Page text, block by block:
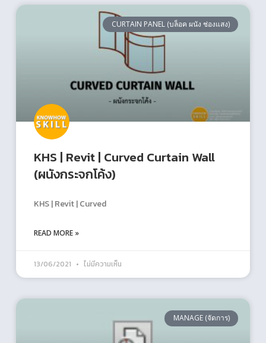
CURTAIN PANEL (บล็อค ผนัง ช่องแสง)
KHS | Revit | Curved Curtain Wall
(ผนังกระจกโค้ง)
KHS | Revit | Curved
READ MORE »
13/06/2021 ไม่มีความเห็น
MANAGE (จัดการ)